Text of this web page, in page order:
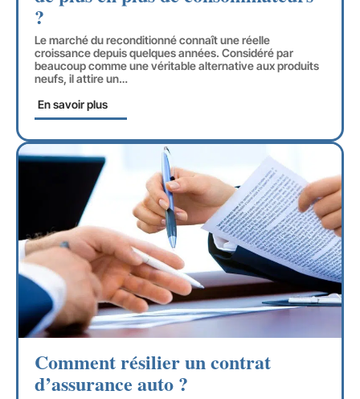
?
Le marché du reconditionné connaît une réelle
croissance depuis quelques années. Considéré par
beaucoup comme une véritable alternative aux produits
neufs, il attire un…
En savoir plus
Comment résilier un contrat
d’assurance auto ?